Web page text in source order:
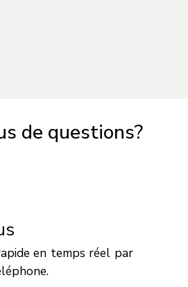
de questions?
en temps réel par